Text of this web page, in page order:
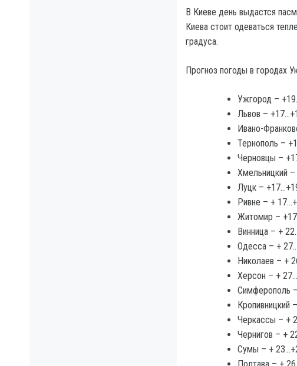
В Киеве день выдастся
Киева стоит одеваться
градуса.
Прогноз погоды в городах
Ужгород –
Львов –
Ивано-
Тернополь –
Черновцы –
Хмельницкий
Луцк –
Ривне – +
Житомир –
Винница – +
Одесса – +
Николаев – +
Херсон – +
Симферополь
Кропивницкий
Черкассы – +
Чернигов – +
Сумы – +